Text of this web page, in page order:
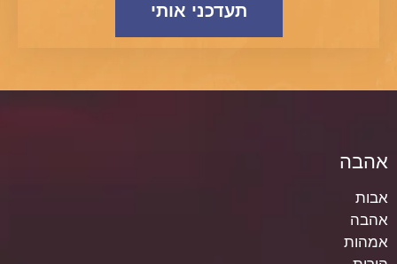
תעדכני אותי
אהבה
אבות
אהבה
אמהות